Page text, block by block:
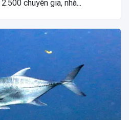
chuyên gia, nhà...